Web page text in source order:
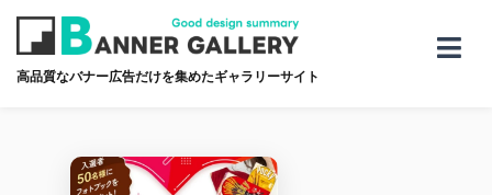
高品質なバナー広告だけを集めたギャラリーサイト